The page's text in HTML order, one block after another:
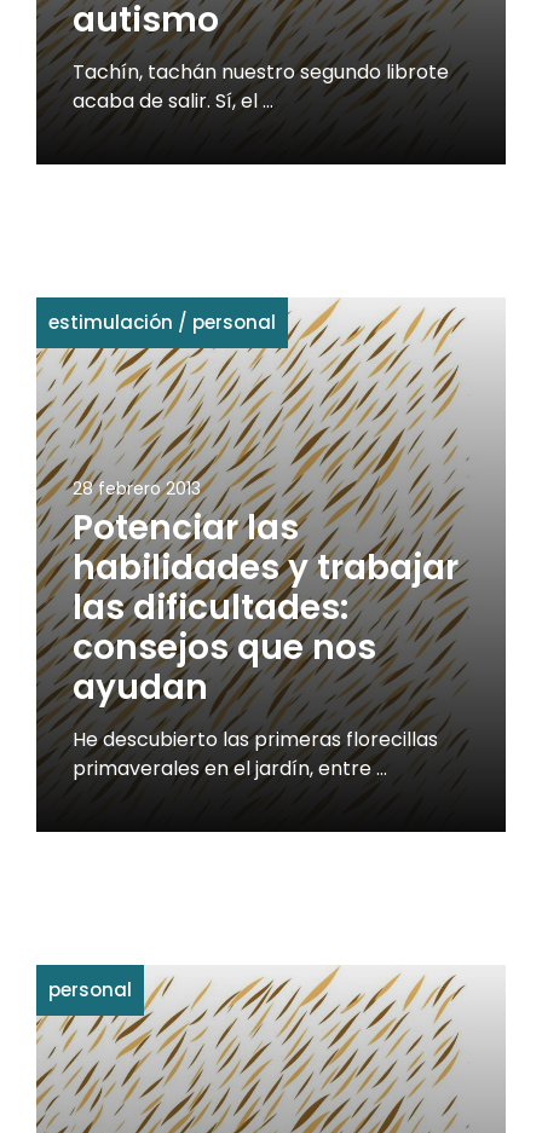
autismo
Tachín, tachán nuestro segundo librote
acaba de salir. Sí, el …
estimulación / personal
28 febrero 2013
Potenciar las
habilidades y trabajar
las dificultades:
consejos que nos
ayudan
He descubierto las primeras florecillas
primaverales en el jardín, entre …
personal